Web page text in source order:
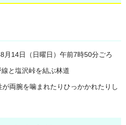
14日（日曜日）午前7時50分ごろ
と塩沢峠を結ぶ林道
両腕を噛まれたりひっかかれたりし